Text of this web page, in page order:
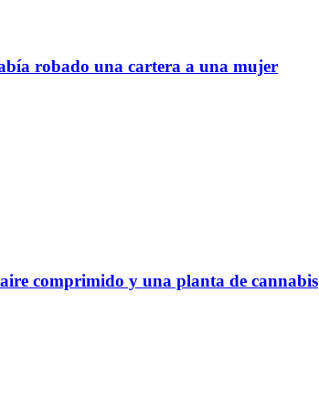
robado una cartera a una mujer
comprimido y una planta de cannabis